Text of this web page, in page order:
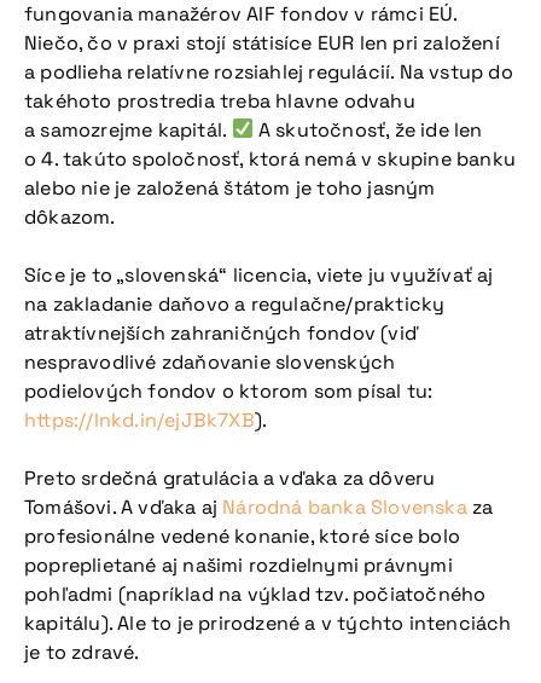
fungovania manažérov AIF fondov v rámci EÚ.
Niečo, čo v praxi stojí státisíce EUR len pri založení
a podlieha relatívne rozsiahlej regulácií. Na vstup do
takéhoto prostredia treba hlavne odvahu
a samozrejme kapitál.
A skutočnosť, že ide len
o 4. takúto spoločnosť, ktorá nemá v skupine banku
alebo nie je založená štátom je toho jasným
dôkazom.
Síce je to „slovenská“ licencia, viete ju využívať aj
na zakladanie daňovo a regulačne/prakticky
atraktívnejších zahraničných fondov (viď
nespravodlivé zdaňovanie slovenských
podielových fondov o ktorom som písal tu:
https://lnkd.in/ejJBk7XB).
Preto srdečná gratulácia a vďaka za dôveru
Tomášovi. A vďaka aj Národná banka Slovenskaza
profesionálne vedené konanie, ktoré síce bolo
popreplietané aj našimi rozdielnymi právnymi
pohľadmi (napríklad na výklad tzv. počiatočného
kapitálu). Ale to je prirodzené a v týchto intenciách
je to zdravé.
Viac informácií